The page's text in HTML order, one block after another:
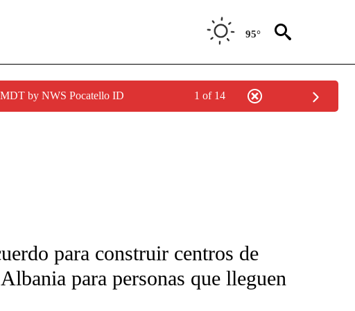
95°
by NWS Pocatello ID 1 of 14
NOTIFICATIONS ABOUT NEW PAGES ON "CNN-SPANISH".
para construir centros de
para personas que lleguen